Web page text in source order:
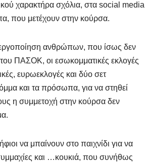
χαρακτήρα σχόλια, στα social media
που μετέχουν στην κούρσα.
ανθρώπων, που ίσως δεν
του ΠΑΣΟΚ, οι εσωκομματικές εκλογές
ευρωεκλογές και δύο σετ
και τα πρόσωπα, για να στηθεί
η συμμετοχή στην κούρσα δεν
να μπαίνουν στο παιχνίδι για να
και …κουκιά, που συνήθως